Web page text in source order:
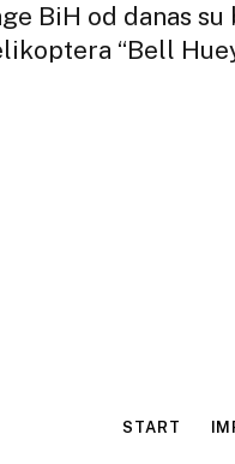
BiH od danas
“Bell
START